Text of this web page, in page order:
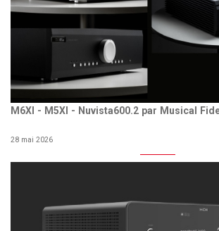
M6XI - M5XI - Nuvista600.2 par Musical
28 mai 2026